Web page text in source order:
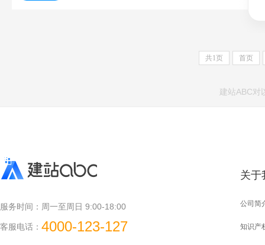
共1页 首页
建站ABC对
服务时间： 周一至周日 9:00-18:00
客服电话： 4000-123-127
关于
公司简
知识产